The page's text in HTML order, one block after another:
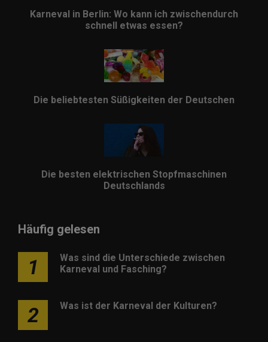
Karneval in Berlin: Wo kann ich zwischendurch
schnell etwas essen?
Die beliebtesten Süßigkeiten der Deutschen
Die besten elektrischen Stopfmaschinen
Deutschlands
Häufig gelesen
1
Was sind die Unterschiede zwischen
Karneval und Fasching?
2 Was ist der Karneval der Kulturen?